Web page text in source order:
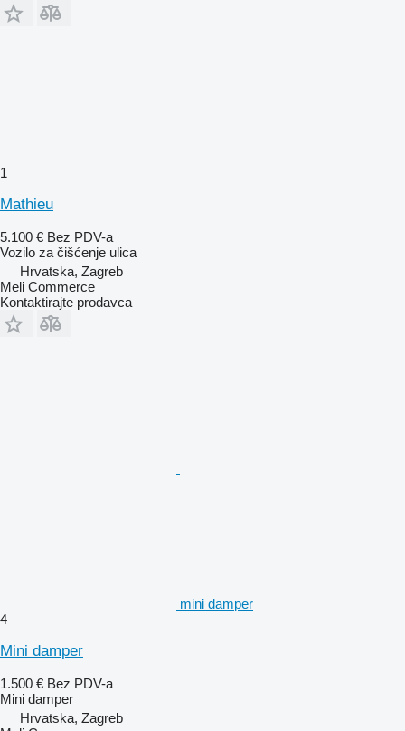
1
Mathieu
5.100 € Bez PDV-a
Vozilo za čišćenje ulica
Hrvatska, Zagreb
Meli Commerce
Kontaktirajte prodavca
mini damper
4
Mini damper
1.500 € Bez PDV-a
Mini damper
Hrvatska, Zagreb